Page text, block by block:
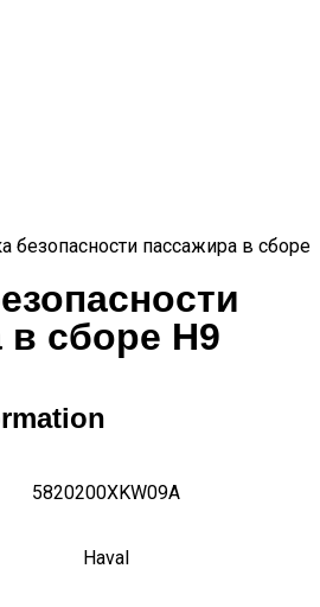
безопасности пассажира в сборе
сборе H9
5820200XKW09A
Haval